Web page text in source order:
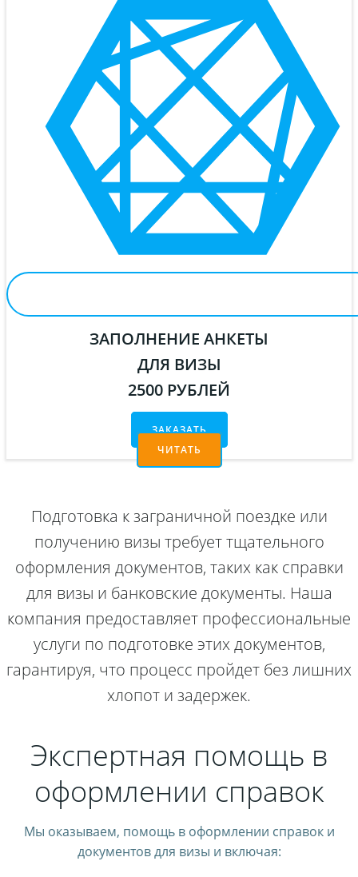
ЗАПОЛНЕНИЕ АНКЕТЫ
ДЛЯ ВИЗЫ
2500 РУБЛЕЙ
ЗАКАЗАТЬ
ЧИТАТЬ
Подготовка к заграничной поездке или
получению визы требует тщательного
оформления документов, таких как справки
для визы и банковские документы. Наша
компания предоставляет профессиональные
услуги по подготовке этих документов,
гарантируя, что процесс пройдет без лишних
хлопот и задержек.
Экспертная помощь в
оформлении справок
Мы оказываем, помощь в оформлении справок и
документов для визы и включая: